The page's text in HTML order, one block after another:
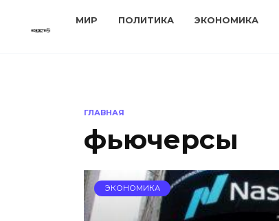
МИР ПОЛИТИКА ЭКОНОМИКА
ГЛАВНАЯ
фьючерсы
ЭКОНОМИКА